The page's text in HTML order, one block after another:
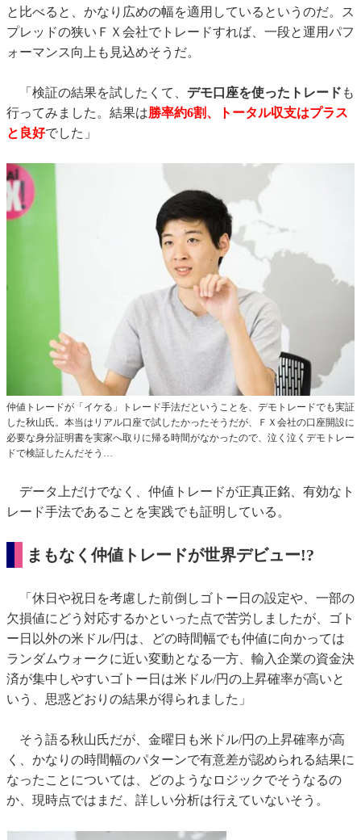
と比べると、かなり広めの幅を適用しているというのだ。ス
プレッドの狭いＦＸ会社でトレードすれば、一段と運用パフ
ォーマンス向上も見込めそうだ。
「検証の結果を試したくて、 デモ口座を使ったトレード も
行ってみました。結果は勝率約6割、トータル収支はプラス
と良好でした」
仲値トレードが「イケる」トレード手法だということを、デモトレードでも実証
した秋山氏。本当はリアル口座で試したかったそうだが、ＦＸ会社の口座開設に
必要な身分証明書を実家へ取りに帰る時間がなかったので、泣く泣くデモトレー
ドで検証したんだそう…
データ上だけでなく、仲値トレードが正真正銘、有効なト
レード手法であることを実践でも証明している。
まもなく仲値トレードが世界デビュー!?
「休日や祝日を考慮した前倒しゴトー日の設定や、一部の
欠損値にどう対応するかといった点で苦労しましたが、ゴト
ー日以外の米ドル/円は、どの時間幅でも仲値に向かっては
ランダムウォークに近い変動となる一方、輸入企業の資金決
済が集中しやすいゴトー日は米ドル/円の上昇確率が高いと
いう、思惑どおりの結果が得られました」
そう語る秋山氏だが、金曜日も米ドル/円の上昇確率が高
く、かなりの時間幅のパターンで有意差が認められる結果に
なったことについては、どのようなロジックでそうなるの
か、現時点ではまだ、詳しい分析は行えていないそう。